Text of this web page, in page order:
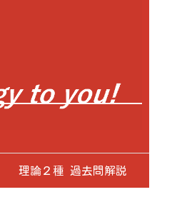
理論２種 過去問解説